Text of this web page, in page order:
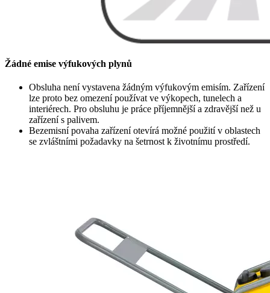
Žádné emise výfukových plynů
Obsluha není vystavena žádným výfukovým emisím. Zařízení
lze proto bez omezení používat ve výkopech, tunelech a
interiérech. Pro obsluhu je práce příjemnější a zdravější než u
zařízení s palivem.
Bezemisní povaha zařízení otevírá možné použití v oblastech
se zvláštními požadavky na šetrnost k životnímu prostředí.